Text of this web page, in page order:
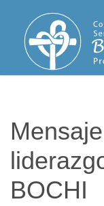
BOCHI